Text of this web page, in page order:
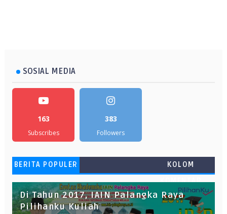
SOSIAL MEDIA
163
Subscribes
383
Followers
BERITA POPULER
KOLOM
KOMENTAR
Di Tahun 2017, IAIN Palangka Raya
Pilihanku Kuliah